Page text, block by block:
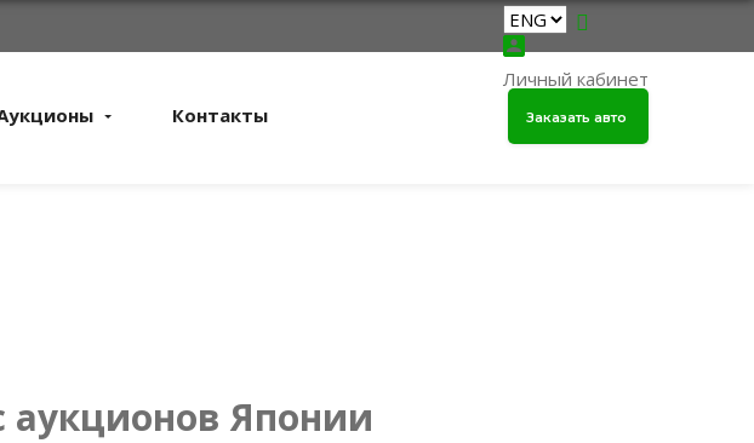
Личный кабинет
Контакты Заказать авто
с аукционов Японии